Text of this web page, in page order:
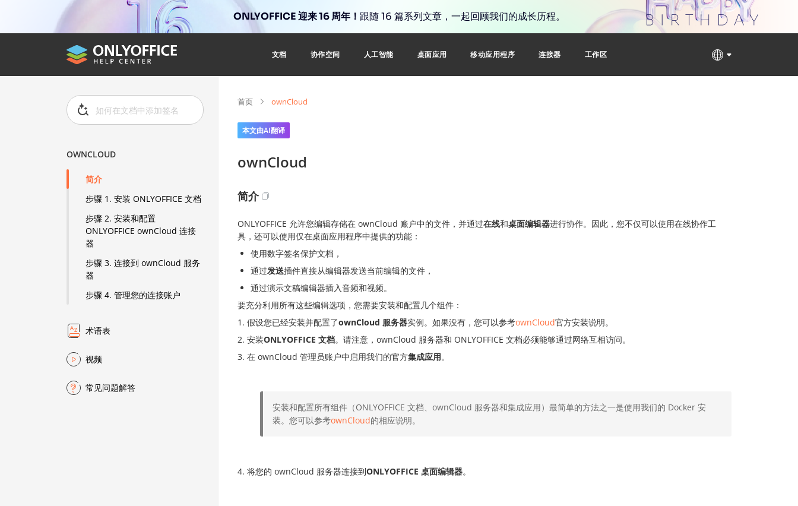
ONLYOFFICE 迎来 16 周年！ 跟随 16 篇系列文章，一起回顾我们的成长历程。
文档 协作空间 人工智能 桌面应用 移动应用程序 连接器 工作区
OWNCLOUD
简介
步骤 1. 安装 ONLYOFFICE 文档
步骤 2. 安装和配置
ONLYOFFICE ownCloud 连接
器
步骤 3. 连接到 ownCloud 服务
器
步骤 4. 管理您的连接账户
术语表
视频
常见问题解答
首页 ownCloud
本文由AI翻译
ownCloud
简介
ONLYOFFICE 允许您编辑存储在 ownCloud 账户中的文件，并通过在线和桌面编辑器进行协作。因此，您不仅可以使用在线协作工
具，还可以使用仅在桌面应用程序中提供的功能：
使用数字签名保护文档，
通过发送插件直接从编辑器发送当前编辑的文件，
通过演示文稿编辑器插入音频和视频。
要充分利用所有这些编辑选项，您需要安装和配置几个组件：
假设您已经安装并配置了ownCloud 服务器实例。如果没有，您可以参考ownCloud官方安装说明。
安装ONLYOFFICE 文档。请注意，ownCloud 服务器和 ONLYOFFICE 文档必须能够通过网络互相访问。
在 ownCloud 管理员账户中启用我们的官方集成应用。
安装和配置所有组件（ONLYOFFICE 文档、ownCloud 服务器和集成应用）最简单的方法之一是使用我们的 Docker 安
装。您可以参考ownCloud的相应说明。
将您的 ownCloud 服务器连接到ONLYOFFICE 桌面编辑器。